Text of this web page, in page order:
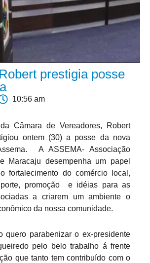
prestigia posse
10:56 am
Câmara de Vereadores, Robert
ontem (30) a posse da nova
A ASSEMA- Associação
Maracaju desempenha um papel
fortalecimento do comércio local,
promoção e idéias para as
a criarem um ambiente o
da nossa comunidade.
quero parabenizar o ex-presidente
pelo belo trabalho á frente
que tanto tem contribuído com o